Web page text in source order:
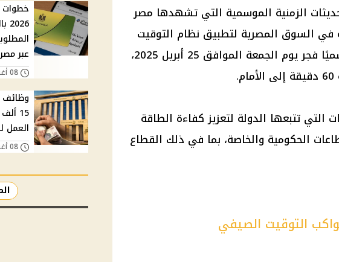
الزمنية الموسمية التي تشهدها مصر
في السوق المصرية لتطبيق نظام التوقيت
الصيفي لعام 2025، والذي يبدأ رسميًا فجر يوم الجمعة الموافق 25 أبريل 2025،
التي تتبعها الدولة لتعزيز كفاءة الطاقة
الحكومية والخاصة، بما في ذلك القطاع
خطوات
عبر
08 أغسطس, 2026 03:00 ص
وظائف
15
العمل
08 أغسطس, 2026 02:01 ص